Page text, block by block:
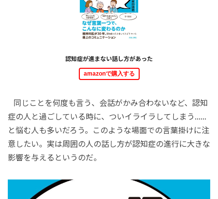
認知症が進まない話し方があった
amazonで購入する
同じことを何度も言う、会話がかみ合わないなど、認知
症の人と過ごしている時に、ついイライラしてしまう......
と悩む人も多いだろう。このような場面での言葉掛けに注
意したい。実は周囲の人の話し方が認知症の進行に大きな
影響を与えるというのだ。